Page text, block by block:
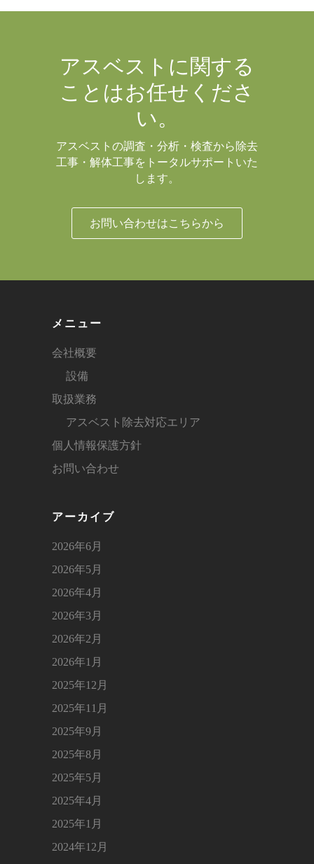
アスベストに関する
ことはお任せくださ
い。
アスベストの調査・分析・検査から除去
工事・解体工事をトータルサポートいた
します。
お問い合わせはこちらから
メニュー
会社概要
設備
取扱業務
アスベスト除去対応エリア
個人情報保護方針
お問い合わせ
アーカイブ
2026年6月
2026年5月
2026年4月
2026年3月
2026年2月
2026年1月
2025年12月
2025年11月
2025年9月
2025年8月
2025年5月
2025年4月
2025年1月
2024年12月